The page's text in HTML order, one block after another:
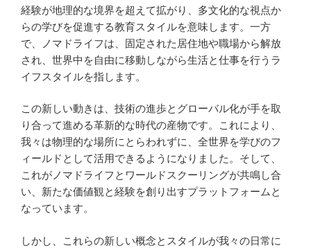
経験が地理的な境界を超えて拡がり、多文化的な視点か
らの学びを促進する教育スタイルを意味します。一方
で、ノマドライフは、固定された居住地や職場から解放
され、世界中を自由に移動しながら生活と仕事を行うラ
イフスタイルを指します。
この新しい動きは、技術の進歩とグローバル化が手を取
り合って進める革新的な時代の産物です。これにより、
我々は物理的な場所にとらわれずに、全世界を学びのフ
ィールドとして活用できるようになりました。そして、
これがノマドライフとワールドスクーリングが共鳴し合
い、新たな価値観と経験を創り出すプラットフォームと
なっています。
しかし、これらの新しい概念とスタイルが我々の日常に